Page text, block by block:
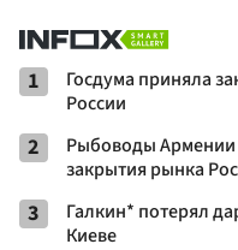
1
Госдума приняла
России
2
Рыбоводы Армении
закрытия рынка
3
Галкин* потерял
Киеве